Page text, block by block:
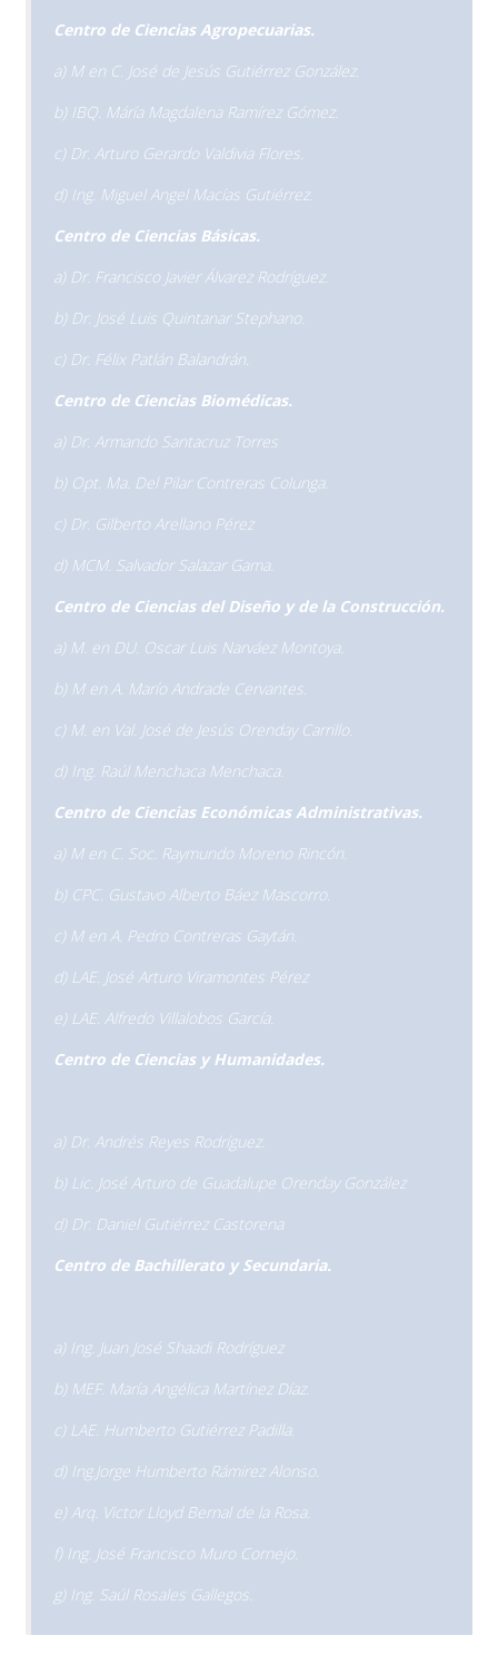
Centro de Ciencias Agropecuarias.
a) M en C. José de Jesús Gutiérrez González.
b) IBQ. Máría Magdalena Ramírez Gómez.
c) Dr. Arturo Gerardo Valdivia Flores.
d) Ing. Miguel Angel Macías Gutiérrez.
Centro de Ciencias Básicas.
a) Dr. Francisco Javier Álvarez Rodríguez.
b) Dr. José Luis Quintanar Stephano.
c) Dr. Félix Patlán Balandrán.
Centro de Ciencias Biomédicas.
a) Dr. Armando Santacruz Torres
b) Opt. Ma. Del Pilar Contreras Colunga.
c) Dr. Gilberto Arellano Pérez
d) MCM. Salvador Salazar Gama.
Centro de Ciencias del Diseño y de la Construcción.
a) M. en DU. Oscar Luis Narváez Montoya.
b) M en A. Marío Andrade Cervantes.
c) M. en Val. José de Jesús Orenday Carrillo.
d) Ing. Raúl Menchaca Menchaca.
Centro de Ciencias Económicas Administrativas.
a) M en C. Soc. Raymundo Moreno Rincón.
b) CPC. Gustavo Alberto Báez Mascorro.
c) M en A. Pedro Contreras Gaytán.
d) LAE. José Arturo Viramontes Pérez
e) LAE. Alfredo Villalobos García.
Centro de Ciencias y Humanidades.
a) Dr. Andrés Reyes Rodríguez.
b) Lic. José Arturo de Guadalupe Orenday González
d) Dr. Daniel Gutiérrez Castorena
Centro de Bachillerato y Secundaria.
a) Ing. Juan José Shaadi Rodríguez
b) MEF. María Angélica Martínez Díaz.
c) LAE. Humberto Gutiérrez Padilla.
d) Ing.Jorge Humberto Rámirez Alonso.
e) Arq. Victor Lloyd Bernal de la Rosa.
f) Ing. José Francisco Muro Cornejo.
g) Ing. Saúl Rosales Gallegos.